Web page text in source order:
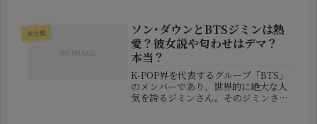
た。球際への強さや思い切りのいいプ
レーだけでなく、明るい性格や個性的
な髪...
未分類
ソン･ダウンとBTSジミンは熱
愛？彼女説や匂わせはデマ？
本当？
K-POP界を代表するグループ「BTS」
のメンバーであり、世界的に絶大な人
気を誇るジミンさん。そのジミンさん